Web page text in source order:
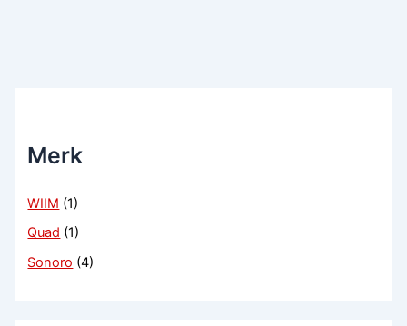
Merk
WIIM (1)
Quad (1)
Sonoro (4)